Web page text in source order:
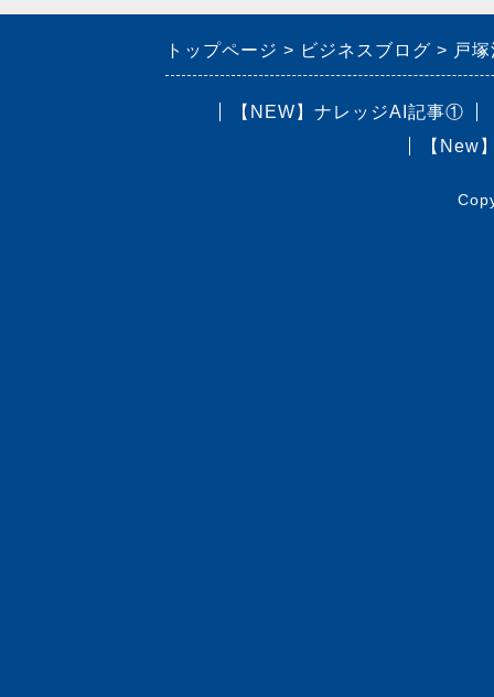
トップページ ビジネスブログ 戸
【NEW】ナレッジAI記事①
【New